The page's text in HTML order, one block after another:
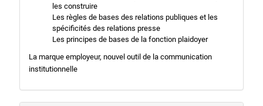
les construire
Les règles de bases des relations publiques et les
spécificités des relations presse
Les principes de bases de la fonction plaidoyer
La marque employeur, nouvel outil de la communication
institutionnelle